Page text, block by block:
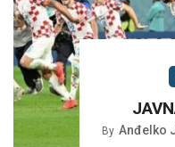
By Anđelko